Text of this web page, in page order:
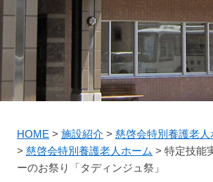
HOME > 施設紹介 > 慈啓会特別養護老人
> 慈啓会特別養護老人ホーム > 特定技能
ーのお祭り「タディンジュ祭」